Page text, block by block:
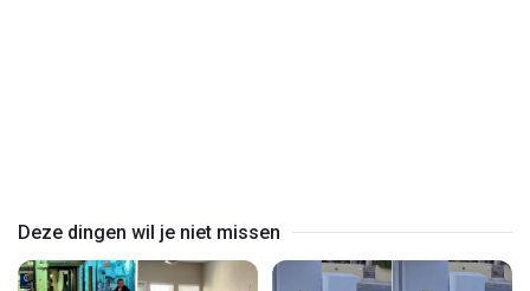
Deze dingen wil je niet missen